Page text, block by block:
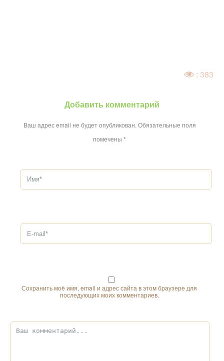
: 383
Добавить комментарий
Ваш адрес email не будет опубликован. Обязательные поля
помечены *
Сохранить моё имя, email и адрес сайта в этом браузере для
последующих моих комментариев.